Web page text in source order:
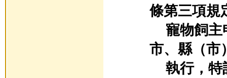
條第三項規
寵物飼主
市、縣（市
執行，特